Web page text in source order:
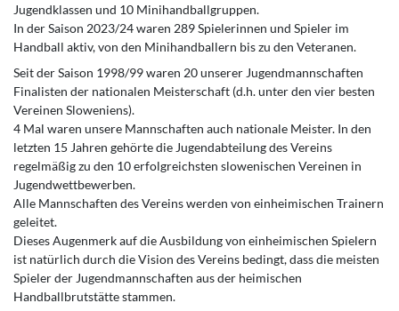
Jugendklassen und 10 Minihandballgruppen.
In der Saison 2023/24 waren 289 Spielerinnen und Spieler im
Handball aktiv, von den Minihandballern bis zu den Veteranen.
Seit der Saison 1998/99 waren 20 unserer Jugendmannschaften
Finalisten der nationalen Meisterschaft (d.h. unter den vier besten
Vereinen Sloweniens).
4 Mal waren unsere Mannschaften auch nationale Meister. In den
letzten 15 Jahren gehörte die Jugendabteilung des Vereins
regelmäßig zu den 10 erfolgreichsten slowenischen Vereinen in
Jugendwettbewerben.
Alle Mannschaften des Vereins werden von einheimischen Trainern
geleitet.
Dieses Augenmerk auf die Ausbildung von einheimischen Spielern
ist natürlich durch die Vision des Vereins bedingt, dass die meisten
Spieler der Jugendmannschaften aus der heimischen
Handballbrutstätte stammen.